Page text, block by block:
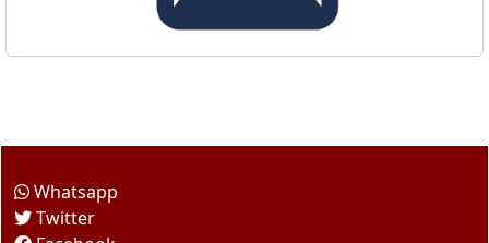
Whatsapp
Twitter